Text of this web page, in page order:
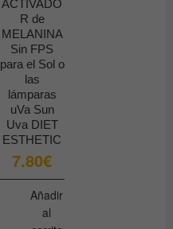
ACTIVADO
R de
MELANINA
Sin FPS
para el Sol o
las
lámparas
uVa Sun
Uva DIET
ESTHETIC
7.80€
Añadir
al